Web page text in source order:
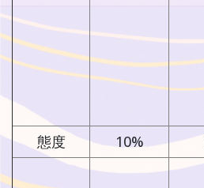
態度 10%